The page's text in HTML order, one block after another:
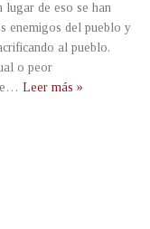
lugar de eso se han
enemigos del pueblo y
al pueblo.
o peor
… Leer más »